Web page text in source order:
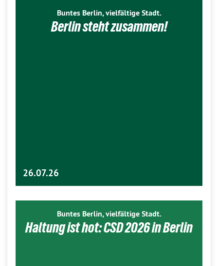
Buntes Berlin, vielfältige Stadt.
Berlin steht zusammen!
26.07.26
Buntes Berlin, vielfältige Stadt.
Haltung ist hot: CSD 2026 in Berlin